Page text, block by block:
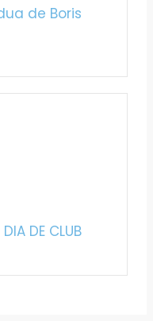
de Boris
DE CLUB